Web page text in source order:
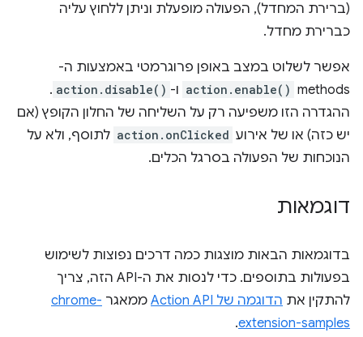
(ברירת המחדל), הפעולה מופעלת וניתן ללחוץ עליה
כברירת מחדל.
אפשר לשלוט במצב באופן פרוגרמטי באמצעות ה-
methods‏
action.enable() ו- action.disable()
.
ההגדרה הזו משפיעה רק על השליחה של החלון הקופץ (אם
יש כזה) או של אירוע action.onClicked לתוסף, ולא על
הנוכחות של הפעולה בסרגל הכלים.
דוגמאות
בדוגמאות הבאות מוצגות כמה דרכים נפוצות לשימוש
בפעולות בתוספים. כדי לנסות את ה-API הזה, צריך
להתקין את הדוגמה של Action API ממאגר chrome-
extension-samples
.